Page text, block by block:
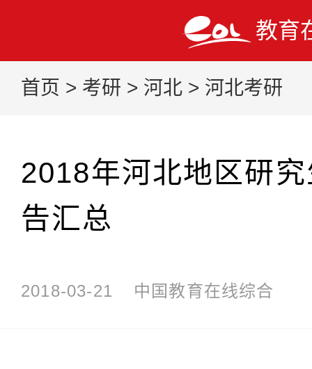
教育
首页 > 考研 > 河北 > 河北考研
2018年河北地区研
告汇总
2018-03-21 中国教育在线综合